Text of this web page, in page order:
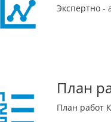
Экспертно -
План
План работ